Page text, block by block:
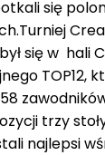
się
się w hali
TOP12,
58
trzy
najlepsi